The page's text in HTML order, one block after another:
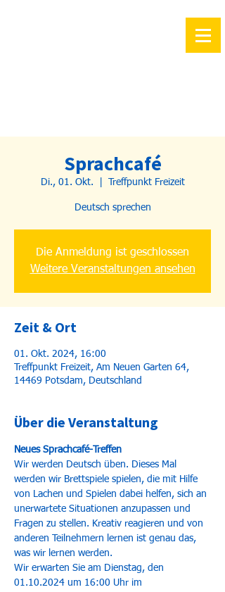
Sprachcafé
Di., 01. Okt. Treffpunkt Freizeit
Deutsch sprechen
Die Anmeldung ist geschlossen
Weitere Veranstaltungen ansehen
Zeit & Ort
01. Okt. 2024, 16:00
Treffpunkt Freizeit, Am Neuen Garten 64,
14469 Potsdam, Deutschland
Über die Veranstaltung
Neues Sprachcafé-Treffen
Wir werden Deutsch üben. Dieses Mal
werden wir Brettspiele spielen, die mit Hilfe
von Lachen und Spielen dabei helfen, sich an
unerwartete Situationen anzupassen und
Fragen zu stellen. Kreativ reagieren und von
anderen Teilnehmern lernen ist genau das,
was wir lernen werden.
Wir erwarten Sie am Dienstag, den
01.10.2024 um 16:00 Uhr im